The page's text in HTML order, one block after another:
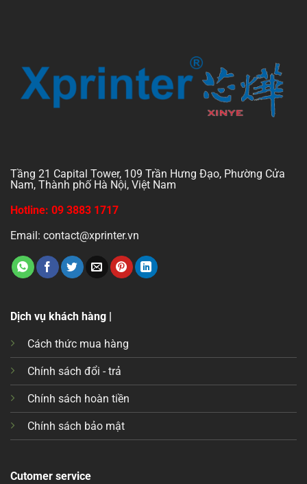
Tầng 21 Capital Tower, 109 Trần Hưng Đạo, Phường Cửa
Nam, Thành phố Hà Nội, Việt Nam
Hotline: 09 3883 1717
Email: contact@xprinter.vn
Dịch vụ khách hàng |
Cách thức mua hàng
Chính sách đổi - trả
Chính sách hoàn tiền
Chính sách bảo mật
Cutomer service